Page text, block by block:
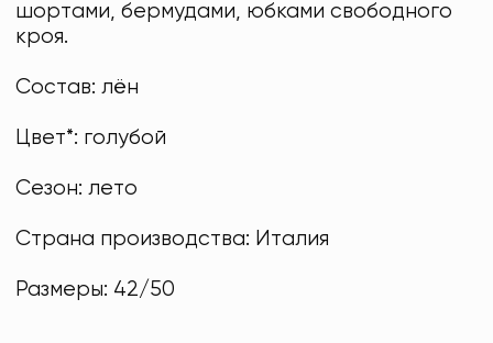
шортами, бермудами, юбками свободного
кроя.
Состав: лён
Цвет*: голубой
Сезон: лето
Страна производства: Италия
Размеры: 42/50